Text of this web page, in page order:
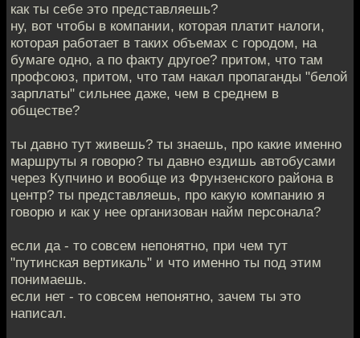
как ты себе это представляешь?
ну, вот чтобы в компании, которая платит налоги,
которая работает в таких объемах с городом, на
бумаге одно, а по факту другое? притом, что там
профсоюз, притом, что там накал пропаганды "белой
зарплаты" сильнее даже, чем в среднем в
обществе?
ты давно тут живешь? ты знаешь, про какие именно
маршруты я говорю? ты давно ездишь автобусами
через Купчино и вообще из Фрунзенского района в
центр? ты представляешь, про какую компанию я
говорю и как у нее организован найм персонала?
если да - то совсем непонятно, при чем тут
"путинская вертикаль" и что именно ты под этим
понимаешь.
если нет - то совсем непонятно, зачем ты это
написал.